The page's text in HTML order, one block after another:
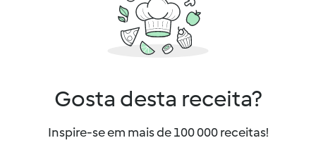
Gosta desta receita?
Inspire-se em mais de 100 000 receitas!